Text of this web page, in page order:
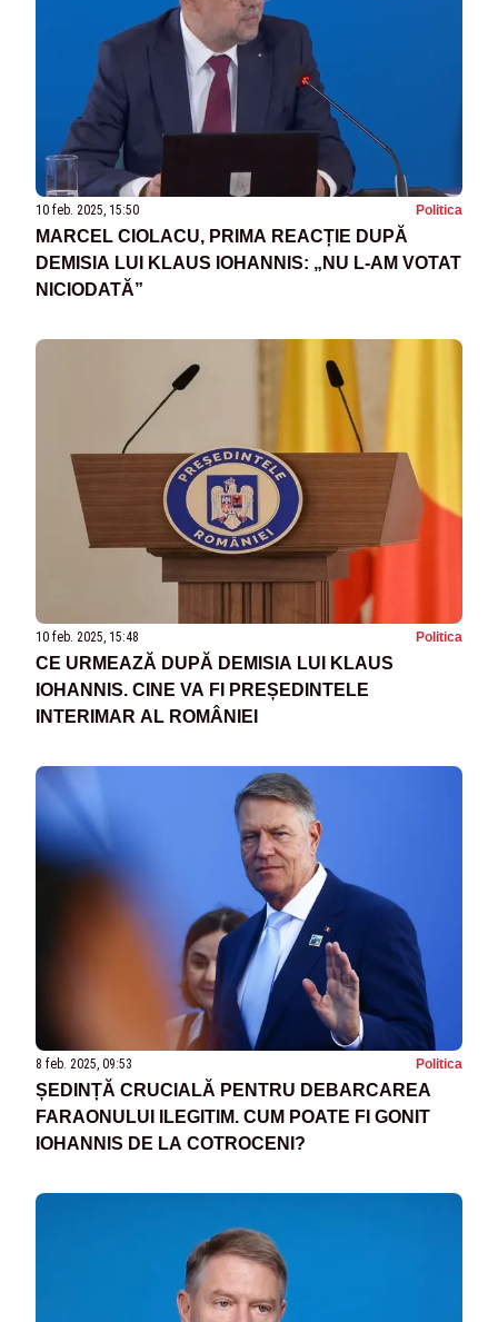
10 feb. 2025, 15:50 Politica
MARCEL CIOLACU, PRIMA REACȚIE DUPĂ
DEMISIA LUI KLAUS IOHANNIS: „NU L-AM VOTAT
NICIODATĂ”
10 feb. 2025, 15:48 Politica
CE URMEAZĂ DUPĂ DEMISIA LUI KLAUS
IOHANNIS. CINE VA FI PREȘEDINTELE
INTERIMAR AL ROMÂNIEI
8 feb. 2025, 09:53 Politica
ȘEDINȚĂ CRUCIALĂ PENTRU DEBARCAREA
FARAONULUI ILEGITIM. CUM POATE FI GONIT
IOHANNIS DE LA COTROCENI?